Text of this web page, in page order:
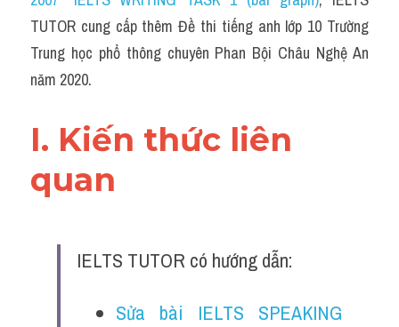
Du học Cấp Ba
Đề thi thật Task 1
Adv
TUTOR cung cấp thêm Đề thi tiếng anh lớp 10 Trường
Trung học phổ thông chuyên Phan Bội Châu Nghệ An
năm 2020.
I. Kiến thức liên
quan
IELTS TUTOR có hướng dẫn:
Sửa bài IELTS SPEAKING